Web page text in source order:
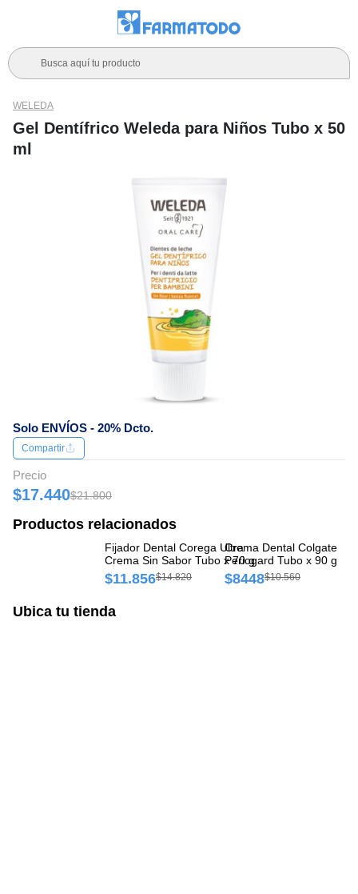
Busca aquí tu producto
Solo ENVÍOS - 20% Dcto.
WELEDA
Gel Dentífrico Weleda para Niños Tubo x 50
ml
Compartir
Precio
$17.440$21.800
Productos relacionados
Fijador Dental Corega Ultra
Crema Sin Sabor Tubo x 70 g
$11.856$14.820
Crema Dental Colgate
Periogard Tubo x 90 g
$8448$10.560
Ubica tu tienda